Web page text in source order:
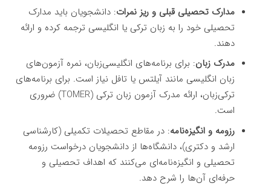
مدارک تحصیلی قبلی و ریز نمرات: دانشجویان باید مدارک
تحصیلی خود را به زبان ترکی یا انگلیسی ترجمه کرده و ارائه
دهند.
مدرک زبان: برای برنامه‌های انگلیسی‌زبان، نمره آزمون‌های
زبان انگلیسی مانند آیلتس یا تافل نیاز است. برای برنامه‌های
ترکی‌زبان، ارائه مدرک آزمون زبان ترکی (TOMER) ضروری
است.
رزومه و انگیزه‌نامه: در مقاطع تحصیلات تکمیلی (کارشناسی
ارشد و دکتری)، دانشگاه‌ها از دانشجویان درخواست رزومه
تحصیلی و انگیزه‌نامه‌ای می‌کنند که اهداف تحصیلی و
حرفه‌ای آن‌ها را شرح دهد.